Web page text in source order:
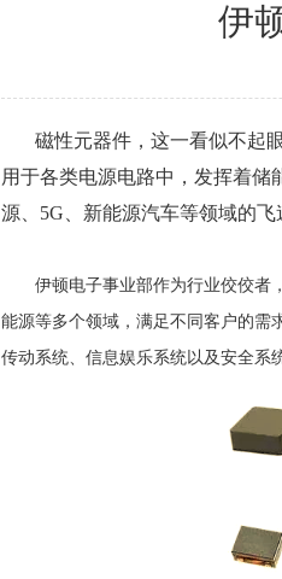
伊
磁性元器件，这一看似不起
用于各类电源电路中，发挥着
源、5G、新能源汽车等领域的
伊顿电子事业部作为行业佼佼者
能源等多个领域，满足不同客户的需
传动系统、信息娱乐系统以及安全系